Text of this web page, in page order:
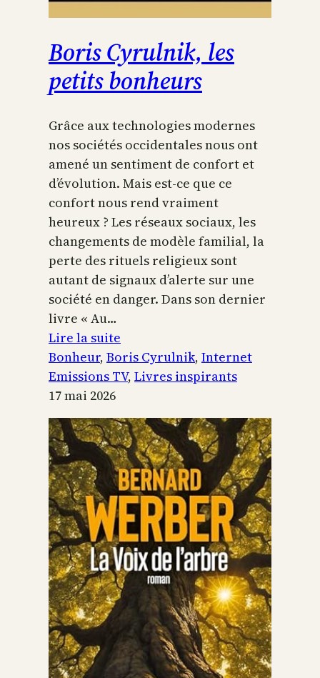
Boris Cyrulnik, les
petits bonheurs
Grâce aux technologies modernes
nos sociétés occidentales nous ont
amené un sentiment de confort et
d’évolution. Mais est-ce que ce
confort nous rend vraiment
heureux ? Les réseaux sociaux, les
changements de modèle familial, la
perte des rituels religieux sont
autant de signaux d’alerte sur une
société en danger. Dans son dernier
livre « Au…
Lire la suite
Boris
Cyrulnik,
petits
bonheurs
Bonheur, Boris Cyrulnik, Internet
Emissions TV, Livres inspirants
17 mai 2026